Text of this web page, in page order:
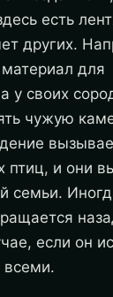
есть
других.
для
у своих
чужую
птиц, и они
семьи.
если он
всеми.